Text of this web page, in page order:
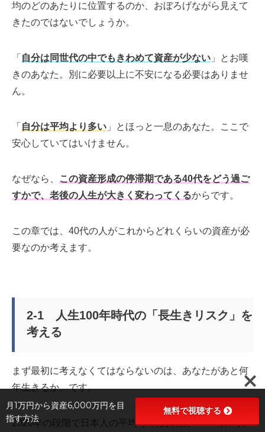
均のどのあたりに位置するのか、おぼろげながら見えて
きたのではないでしょうか。
「 自分は同世代の中でもきわめて資産が少ない 」とお嘆
きのあなた。別に必要以上に不安になる必要はありませ
ん。
「 自分は平均より多い 」とほっと一息のあなた。ここで
安心していてはいけません。
なぜなら、
この資産形成の停滞期である40代をどう過ご
すかで、老後の人生が大きく変わってくるからです。
この章では、40代の人がこれからどれくらいの資産が必
要なのか考えます。
2-1 人生100年時代の「長生きリスク」を
考える
まず最初に考えなくてはならないのは、あなたがあと何
年生きるか、です。
2020年の段階で日本人の平均寿命は男性が81.64歳、女
月1万円から資産6,000万円を目
指す方法
無料で視聴する